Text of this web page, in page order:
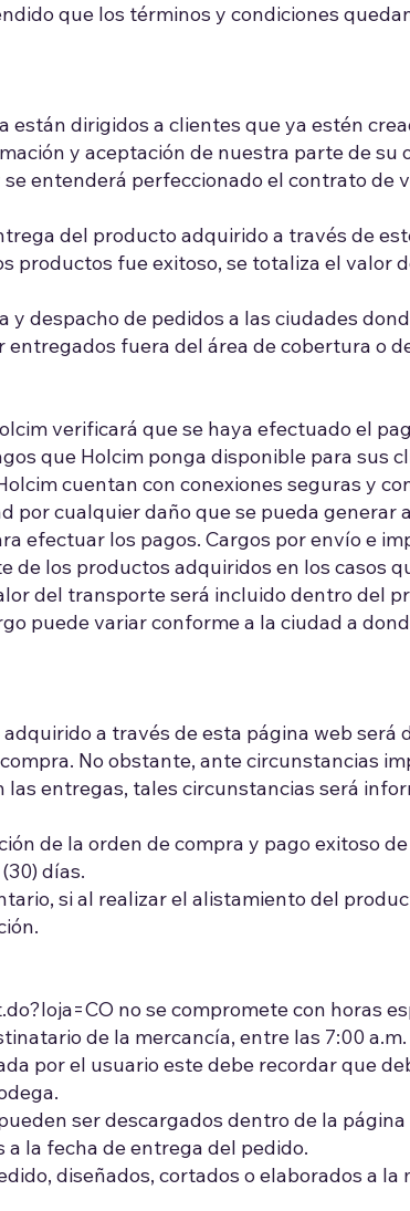
que los términos y condiciones
dirigidos a clientes que ya estén
y aceptación de nuestra parte de
entenderá perfeccionado el contrato de
del producto adquirido a través de
productos fue exitoso, se totaliza el valor
despacho de pedidos a las ciudades
fuera del área de cobertura o
verificará que se haya efectuado el
que Holcim ponga disponible para sus
cuentan con conexiones seguras y
por cualquier daño que se pueda generar
efectuar los pagos. Cargos por envío e
de los productos adquiridos en los casos
del transporte será incluido dentro del
puede variar conforme a la ciudad a
a través de esta página web será
No obstante, ante circunstancias
entregas, tales circunstancias será
de la orden de compra y pago exitoso
días.
si al realizar el alistamiento del
no se compromete con horas
de la mercancía, entre las 7:00
por el usuario este debe recordar que
ser descargados dentro de la
la fecha de entrega del pedido.
diseñados, cortados o elaborados a